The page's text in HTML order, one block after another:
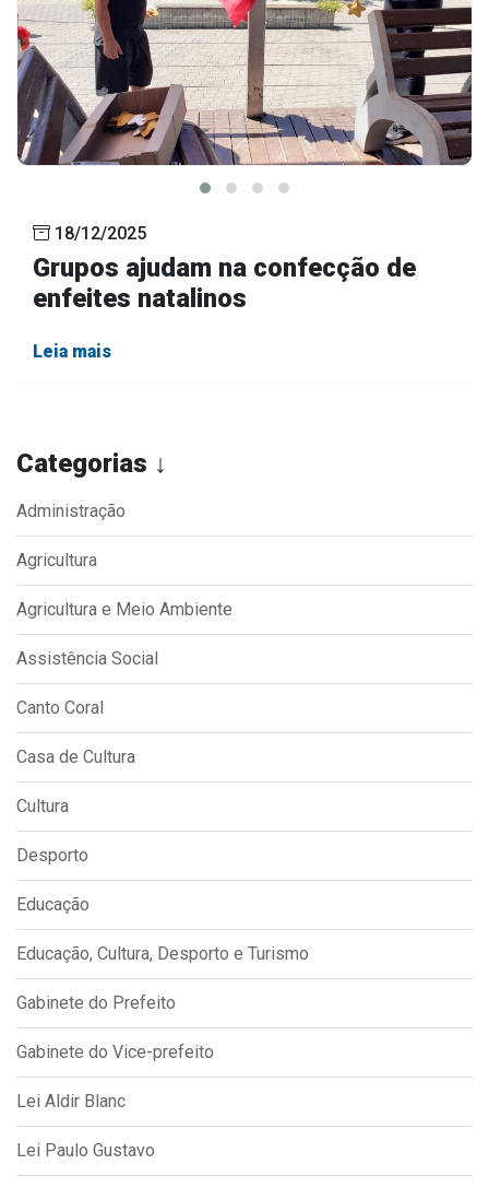
Categorias ↓
Administração
Agricultura
Agricultura e Meio Ambiente
Assistência Social
Canto Coral
Casa de Cultura
Cultura
Desporto
Educação
Educação, Cultura, Desporto e Turismo
Gabinete do Prefeito
Gabinete do Vice-prefeito
Lei Aldir Blanc
Lei Paulo Gustavo
18/12/2025
Grupos ajudam na confecção de
enfeites natalinos
Leia mais